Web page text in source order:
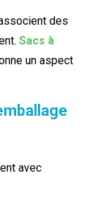
des
Sacs à
un aspect
avec